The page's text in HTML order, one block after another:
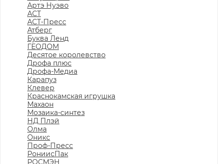
Артэ Нуэво
АСТ
АСТ-Пресс
Атберг
Буква Ленд
ГЕОДОМ
Десятое королевство
Дрофа плюс
Дрофа-Медиа
Карапуз
Клевер
Краснокамская игрушка
Махаон
Мозаика-синтез
НД Плэй
Олма
Оникс
Проф-Пресс
РониисПак
РОСМЭН